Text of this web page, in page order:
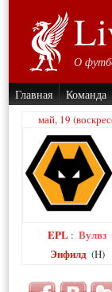
О
Главная Команда
май, 19
EPL : Вулвз
Энфилд (H)